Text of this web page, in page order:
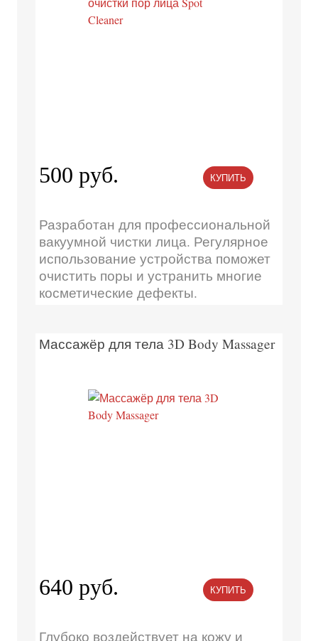
500 руб. КУПИТЬ
Разработан для профессиональной
вакуумной чистки лица. Регулярное
использование устройства поможет
очистить поры и устранить многие
косметические дефекты.
Массажёр для тела 3D Body Massager
640 руб. КУПИТЬ
Глубоко воздействует на кожу и